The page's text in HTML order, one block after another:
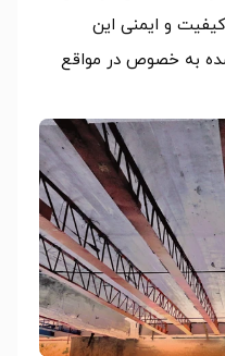
و ایمنی این
شده به خصوص در مواقع